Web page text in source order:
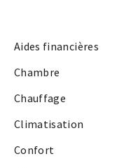
Aides financières
Chambre
Chauffage
Climatisation
Confort